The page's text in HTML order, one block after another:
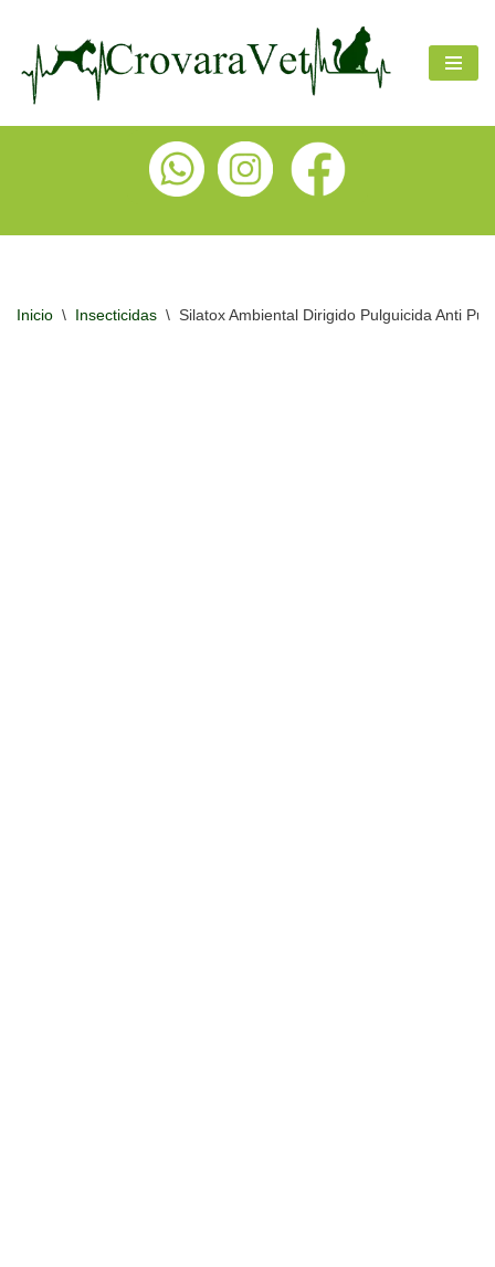
Inicio \ Insecticidas \ Silatox Ambiental Dirigido Pulguicida Anti